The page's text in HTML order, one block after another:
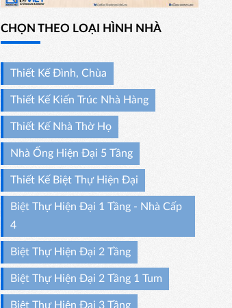
CHỌN THEO LOẠI HÌNH NHÀ
Thiết Kế Đình, Chùa
Thiết Kế Kiến Trúc Nhà Hàng
Thiết Kế Nhà Thờ Họ
Nhà Ống Hiện Đại 5 Tầng
Thiết Kế Biệt Thự Hiện Đại
Biệt Thự Hiện Đại 1 Tầng - Nhà Cấp
4
Biệt Thự Hiện Đại 2 Tầng
Biệt Thự Hiện Đại 2 Tầng 1 Tum
Biệt Thự Hiện Đại 3 Tầng